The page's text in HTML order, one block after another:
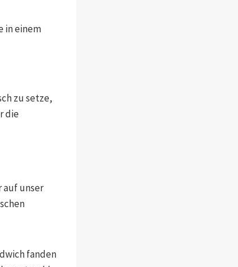
in einem
zu setze,
die
auf unser
fanden